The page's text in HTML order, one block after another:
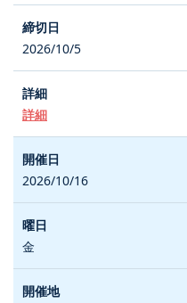
2026/10/5
詳細
2026/10/16
金